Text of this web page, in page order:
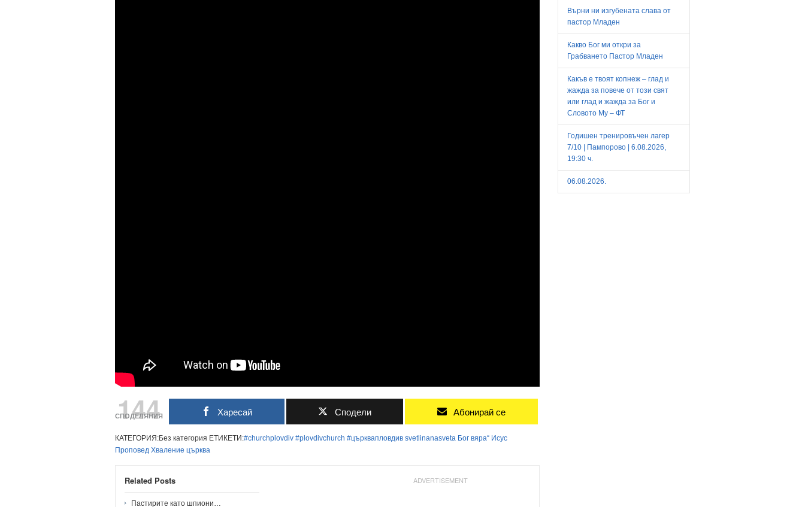
144
СПОДЕЛЯНИЯ Харесай Сподели Абонирай се
КАТЕГОРИЯ:Без категория ЕТИКЕТИ:#churchplovdiv #plovdivchurch #църквапловдив svetlinanasveta Бог вяра“ Исус
Проповед Хваление църква
Related Posts
Пастирите като шпиони…
ADVERTISEMENT
Върни ни изгубената слава от
пастор Младен
Какво Бог ми откри за
Грабването Пастор Младен
Какъв е твоят копнеж – глад и
жажда за повече от този свят
или глад и жажда за Бог и
Словото Му – ФТ
Годишен тренировъчен лагер
7/10 | Пампорово | 6.08.2026,
19:30 ч.
06.08.2026.